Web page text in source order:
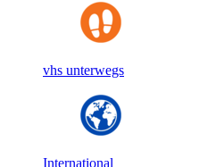
vhs unterwegs
International